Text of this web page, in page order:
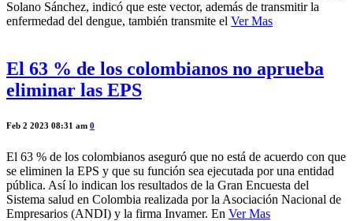
Solano Sánchez, indicó que este vector, además de transmitir la
enfermedad del dengue, también transmite el Ver Mas
El 63 % de los colombianos no aprueba
eliminar las EPS
Feb 2 2023 08:31 am 0
El 63 % de los colombianos aseguró que no está de acuerdo con que
se eliminen la EPS y que su función sea ejecutada por una entidad
pública. Así lo indican los resultados de la Gran Encuesta del
Sistema salud en Colombia realizada por la Asociación Nacional de
Empresarios (ANDI) y la firma Invamer. En Ver Mas